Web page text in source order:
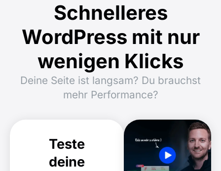
Schnelleres
WordPress mit nur
wenigen Klicks
Deine Seite ist langsam? Du brauchst
mehr Performance?
Teste
deine